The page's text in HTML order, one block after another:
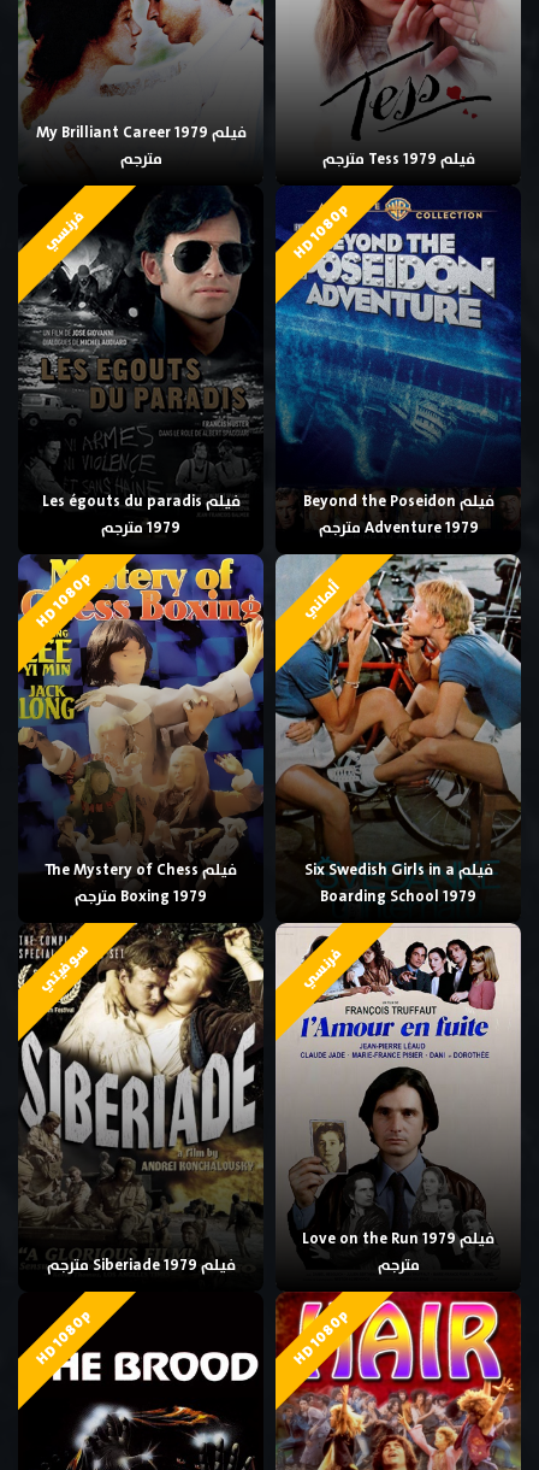
فيلم Tess 1979 مترجم
فيلم My Brilliant Career 1979
مترجم
HD 1080p
فيلم Beyond the Poseidon
Adventure 1979 مترجم
فرنسي
فيلم Les égouts du paradis
1979 مترجم
ألماني
فيلم Six Swedish Girls in a
Boarding School 1979
HD 1080p
فيلم The Mystery of Chess
Boxing 1979 مترجم
فرنسي
فيلم Love on the Run 1979
مترجم
سوفيتي
فيلم Siberiade 1979 مترجم
HD 1080p
HD 1080p